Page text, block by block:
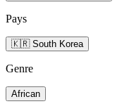
Pays
🇰🇷 South Korea
Genre
African